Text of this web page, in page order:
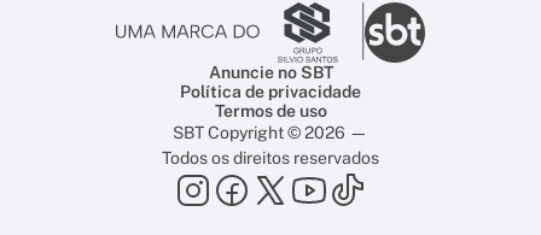
Anuncie no SBT
Política de privacidade
Termos de uso
SBT Copyright © 2026 —
Todos os direitos reservados